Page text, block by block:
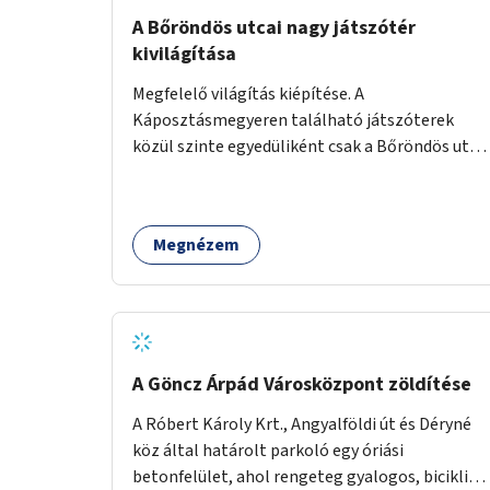
A Bőröndös utcai nagy játszótér
kivilágítása
Megfelelő világítás kiépítése. A
Káposztásmegyeren található játszóterek
közül szinte egyedüliként csak a Bőröndös utca
miatt a őszi és téli hónapokban nem lehet ide
járni a gyerekekkel.
Megnézem
A Göncz Árpád Városközpont zöldítése
A Róbert Károly Krt., Angyalföldi út és Déryné
köz által határolt parkoló egy óriási
betonfelület, ahol rengeteg gyalogos, biciklis